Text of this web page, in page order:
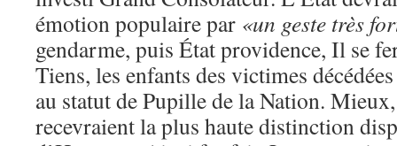
émotion populaire par «un geste très
gendarme, puis État providence, Il se
Tiens, les enfants des victimes
au statut de Pupille de la Nation.
recevraient la plus haute distinction